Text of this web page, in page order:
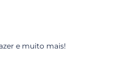
e muito mais!